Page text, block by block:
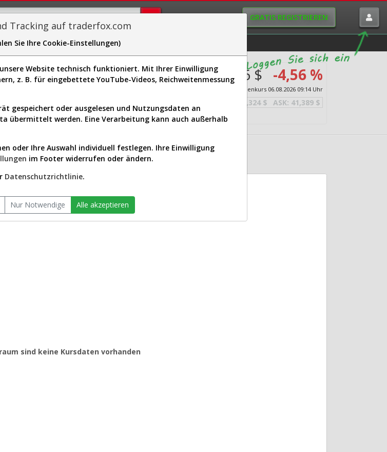
GRATIS REGISTRIEREN
Easy-Scan Visualizations
41,356 $ -4,56 %
Echtzeit-Aktienkurs 06.08.2026 09:14 Uhr
41,324 $ ASK: 41,389 $
Website:
Sektor:
/
Anzahl
Aktien:
1,675,508,352
(A417GQ | GOLD)
sind keine Kursdaten vorhanden
Tracking auf traderfox.com
Sie Ihre Cookie-Einstellungen)
Website technisch funktioniert. Mit Ihrer Einwilligung
z. B. für eingebettete YouTube-Videos, Reichweitenmessung
gespeichert oder ausgelesen und Nutzungsdaten an
übermittelt werden. Eine Verarbeitung kann auch außerhalb
oder Ihre Auswahl individuell festlegen. Ihre Einwilligung
im Footer widerrufen oder ändern.
Datenschutzrichtlinie.
Nur Notwendige Alle akzeptieren